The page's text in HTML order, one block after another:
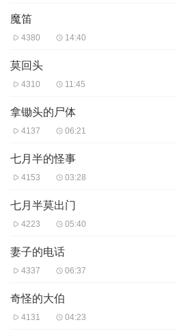
魔笛
4380 14:40
莫回头
4310 11:45
拿锄头的尸体
4137 06:21
七月半的怪事
4153 03:28
七月半莫出门
4223 05:40
妻子的电话
4337 06:37
奇怪的大伯
4131 04:23